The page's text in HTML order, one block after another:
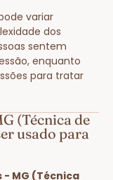
variar
dos
sentem
enquanto
para tratar
(Técnica de
usado para
- MG (Técnica